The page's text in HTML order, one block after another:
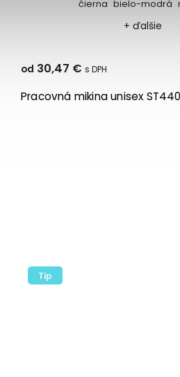
čierna bielo-modrá navy 2
+ ďalšie
Pracovná mikina unisex ST4400
30,47 €
Tip